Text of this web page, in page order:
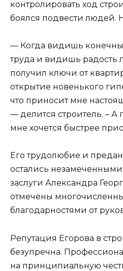
контролировать ход
боялся подвести людей.
— Когда видишь
труда и видишь радость
получил ключи от
открытие новенького
что приносит мне
— делится строитель. – А
мне хочется быстрее
Его трудолюбие и
остались
заслуги Александра
отмечены
благодарностями от
Репутация Егорова в
безупречна.
на принципиальную